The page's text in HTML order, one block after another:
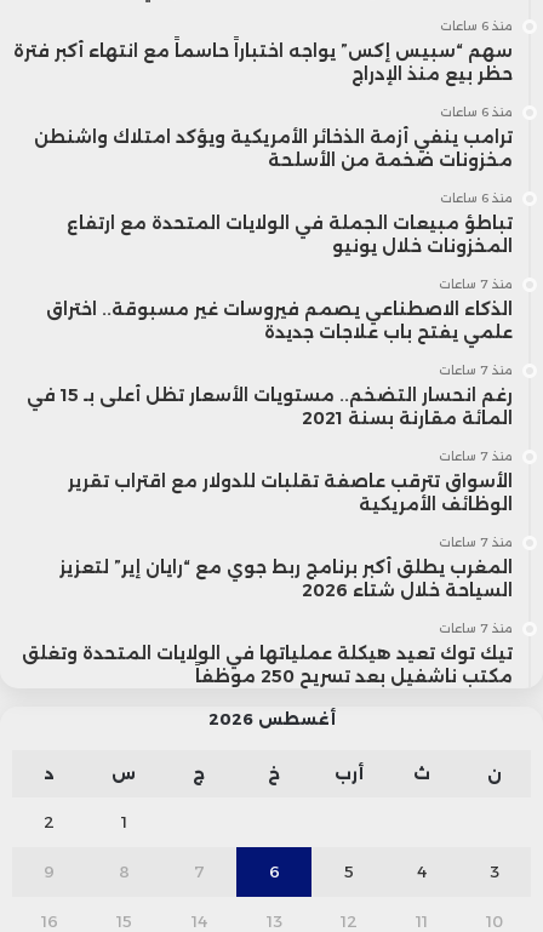
منذ 6 ساعات
سهم “سبيس إكس” يواجه اختباراً حاسماً مع انتهاء أكبر فترة
حظر بيع منذ الإدراج
منذ 6 ساعات
ترامب ينفي أزمة الذخائر الأمريكية ويؤكد امتلاك واشنطن
مخزونات ضخمة من الأسلحة
منذ 6 ساعات
تباطؤ مبيعات الجملة في الولايات المتحدة مع ارتفاع
المخزونات خلال يونيو
منذ 7 ساعات
الذكاء الاصطناعي يصمم فيروسات غير مسبوقة.. اختراق
علمي يفتح باب علاجات جديدة
منذ 7 ساعات
رغم انحسار التضخم.. مستويات الأسعار تظل أعلى بـ 15 في
المائة مقارنة بسنة 2021
منذ 7 ساعات
الأسواق تترقب عاصفة تقلبات للدولار مع اقتراب تقرير
الوظائف الأمريكية
منذ 7 ساعات
المغرب يطلق أكبر برنامج ربط جوي مع “رايان إير” لتعزيز
السياحة خلال شتاء 2026
منذ 7 ساعات
تيك توك تعيد هيكلة عملياتها في الولايات المتحدة وتغلق
مكتب ناشفيل بعد تسريح 250 موظفاً
أغسطس 2026
ن ث أرب خ ج س د
1
2
3
4
5
6
7
8
9
10
11
12
13
14
15
16